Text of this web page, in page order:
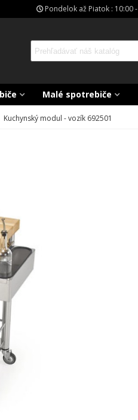
Pondelok až Piatok : 10:00
Malé spotrebiče
Kuchynský modul - vozík 692501